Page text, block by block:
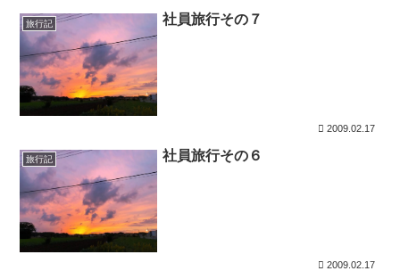
旅行記 社員旅行その７
2009.02.17
旅行記 社員旅行その６
2009.02.17